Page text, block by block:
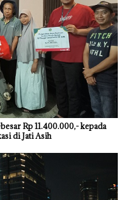
Rp 11.400.000,- kepada
di Jati Asih